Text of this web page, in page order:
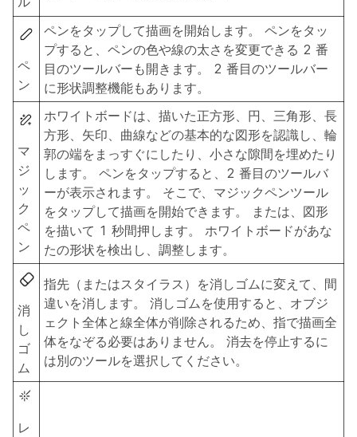
ペ
ン
ペンをタップして描画を開始します。 ペンをタッ
プすると、ペンの色や線の太さを変更できる 2 番
目のツールバーも開きます。 2 番目のツールバー
に形状調整機能もあります。
マ
ジ
ッ
ク
ペ
ン
ホワイトボードは、描いた正方形、円、三角形、長
方形、矢印、曲線などの基本的な図形を認識し、輪
郭の端をまっすぐにしたり、小さな隙間を埋めたり
します。 ペンをタップすると、2 番目のツールバ
ーが表示されます。 そこで、マジックペンツール
をタップして描画を開始できます。 または、図形
を描いて 1 秒間押します。 ホワイトボードがあな
たの形状を検出し、調整します。
消
し
ゴ
ム
指先（またはスタイラス）を消しゴムに変えて、間
違いを消します。 消しゴムを使用すると、オブジ
ェクト全体と線全体が削除されるため、指で描画全
体をなぞる必要はありません。 消去を停止するに
は別のツールを選択してください。
レ